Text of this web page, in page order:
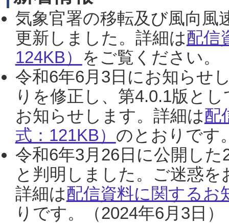
気象官署の移転及び風向風
更新しました。詳細は配信
124KB） をご覧ください。
令和6年6月3日にお知らせ
りを修正し、第4.0.1版と
お知らせします。詳細は配
式：121KB） のとおりです
令和6年3月26日に公開し
と判明しました。ご迷惑
詳細は配信資料に関するお
りです。（2024年6月3日）